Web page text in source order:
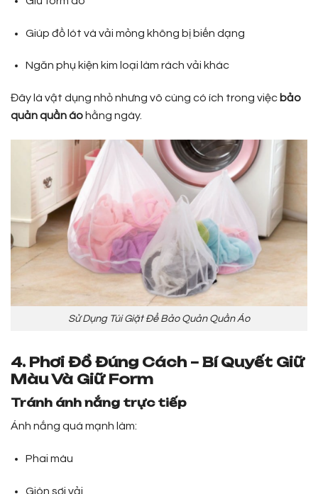
Giúp đồ lót và vải mỏng không bị biến dạng
Ngăn phụ kiện kim loại làm rách vải khác
Đây là vật dụng nhỏ nhưng vô cùng có ích trong việc bảo
quản quần áo hằng ngày.
Sử Dụng Túi Giặt Để Bảo Quản Quần Áo
4. Phơi Đồ Đúng Cách – Bí Quyết Giữ
Màu Và Giữ Form
Tránh ánh nắng trực tiếp
Ánh nắng quá mạnh làm:
Phai màu
Giòn sợi vải